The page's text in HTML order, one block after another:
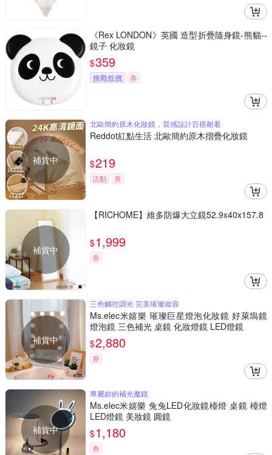
《Rex LONDON》英國 造型折疊隨身鏡-熊貓--
鏡子 化妝鏡
$359
挑戰低價 券
補貨中
北歐簡約原木化妝鏡，質感設計百搭耐看
Reddot紅點生活 北歐簡約原木摺疊化妝鏡
$219
活動 券
補貨中
【RICHOME】維多防爆大立鏡52.9x40x157.8
$1,999
券
補貨中
三色觸控調光 完美璀璨妝容
Ms.elec米嬉樂 璀璨巨星燈泡化妝鏡 好萊塢鏡
燈泡鏡 三色補光 桌鏡 化妝燈鏡 LED燈鏡
$2,880
券
補貨中
專屬妳的補光魔鏡
Ms.elec米嬉樂 兔兔LED化妝鏡檯燈 桌鏡 檯燈
LED燈鏡 美妝鏡 圓鏡
$1,180
券